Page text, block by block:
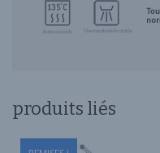
produits liés